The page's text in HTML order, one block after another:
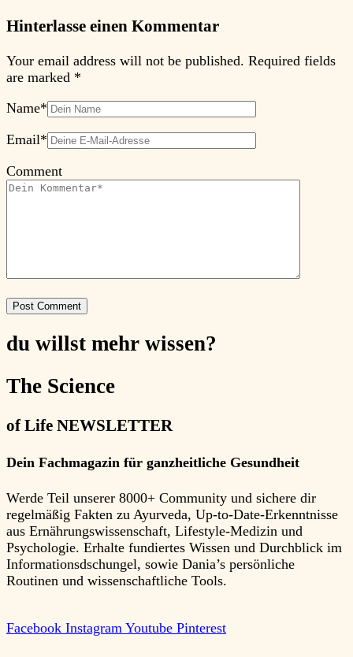
Hinterlasse einen Kommentar
Your email address will not be published. Required fields
are marked *
Name*
Email*
Comment
du willst mehr wissen?
The Science
of Life NEWSLETTER
Dein Fachmagazin für ganzheitliche Gesundheit
Werde Teil unserer 8000+ Community und sichere dir
regelmäßig Fakten zu Ayurveda, Up-to-Date-Erkenntnisse
aus Ernährungswissenschaft, Lifestyle-Medizin und
Psychologie. Erhalte fundiertes Wissen und Durchblick im
Informationsdschungel, sowie Dania’s persönliche
Routinen und wissenschaftliche Tools.
Facebook Instagram Youtube Pinterest